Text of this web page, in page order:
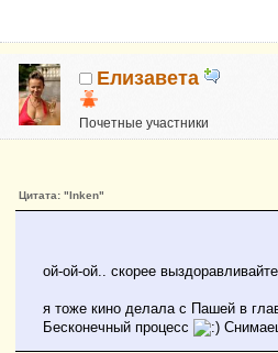
Елизавета
Почетные участники
Репутация:0
Цитата: "Inken"
ой-ой-ой.. скорее
я тоже кино делала с Пашей в
Бесконечный процесс